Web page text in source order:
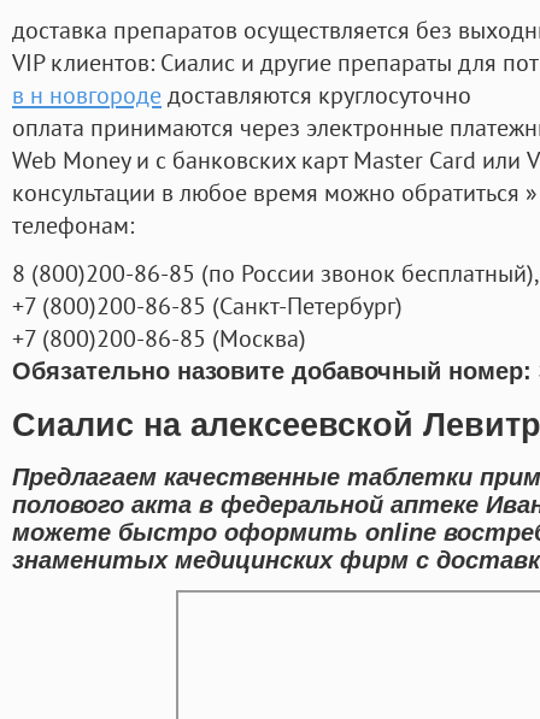
доставка препаратов осуществляется без
VIP клиентов: Сиалис и другие препараты для
в н новгородедоставляются круглосуточно
оплата принимаются через электронные
Web Money и с банковских карт Master Card или
консультации в любое время можно обратиться
телефонам:
8 (800)200-86-85 (по России звонок бесплатный),
+7 (800)200-86-85 (Санкт-Петербург)
+7 (800)200-86-85 (Москва)
Обязательно назовите добавочный номер:
Сиалис на алексеевской
Предлагаем качественные таблетки
полового акта в федеральной аптеке
можете быстро оформить online
знаменитых медицинских фирм с